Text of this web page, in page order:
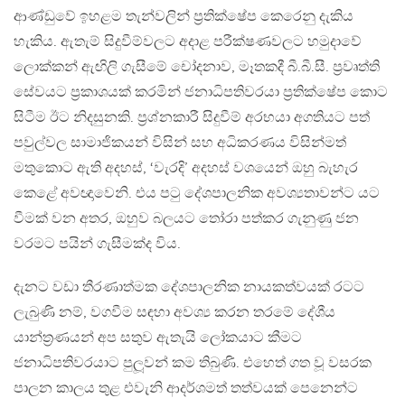
ආණ්ඩුවේ ඉහළම තැන්වලින් ප‍්‍රතික්ෂේප කෙරෙනු දැකිය
හැකිය. ඇතැම් සිදුවීම්වලට අදාළ පරීක්ෂණවලට හමුදාවේ
ලොක්කන් ඇඟිලි ගැසීමේ චෝදනාව, මෑතකදී බී.බී.සී. ප‍්‍රවෘත්ති
සේවයට ප‍්‍රකාශයක් කරමින් ජනාධිපතිවරයා ප‍්‍රතික්ෂේප කොට
සිටීම ඊට නිදසුනකි. ප‍්‍රශ්නකාරී සිදුවීම් අරභයා අගතියට පත්
පවුල්වල සාමාජිකයන් විසින් සහ අධිකරණය විසින්මත්
මතුකොට ඇති අදහස්, ‘වැරදි’ අදහස් වශයෙන් ඔහු බැහැර
කෙළේ අවඥාවෙනි. එය පටු දේශපාලනික අවශ්‍යතාවන්ට යට
වීමක් වන අතර, ඔහුව බලයට තෝරා පත්කර ගැනුණු ජන
වරමට පයින් ගැසීමක්ද විය.
දැනට වඩා තීරණාත්මක දේශපාලනික නායකත්වයක් රටට
ලැබුණි නම්, වගවීම සඳහා අවශ්‍ය කරන තරමේ දේශීය
යාන්ත‍්‍රණයන් අප සතුව ඇතැයි ලෝකයාට කීමට
ජනාධිපතිවරයාට පුලූවන් කම තිබුණි. එහෙත් ගත වූ වසරක
පාලන කාලය තුළ එවැනි ආදර්ශමත් තත්වයක් පෙනෙන්ට